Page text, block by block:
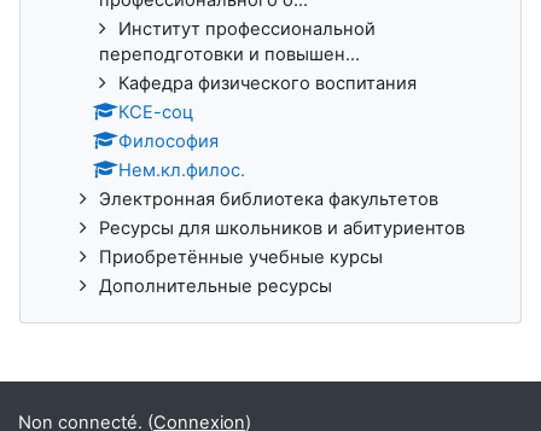
Институт профессиональной
переподготовки и повышен...
Кафедра физического воспитания
КСЕ-соц
Философия
Нем.кл.филос.
Электронная библиотека факультетов
Ресурсы для школьников и абитуриентов
Приобретённые учебные курсы
Дополнительные ресурсы
Non connecté. (Connexion)